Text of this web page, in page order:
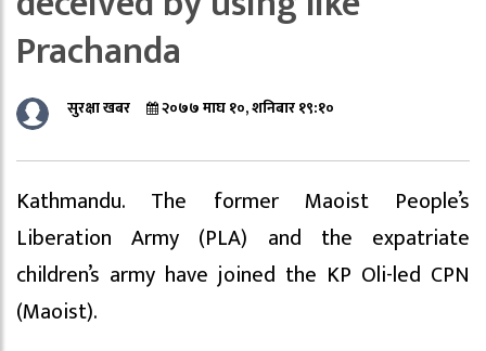
Prachanda
सुरक्षा खबर २०७७ माघ १०, शनिबार १९:१०
Kathmandu. The former Maoist People’s
Liberation Army (PLA) and the expatriate
children’s army have joined the KP Oli-led CPN
(Maoist).